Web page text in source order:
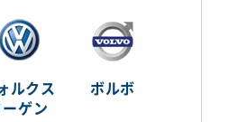
ルクス
ゲン
ボルボ